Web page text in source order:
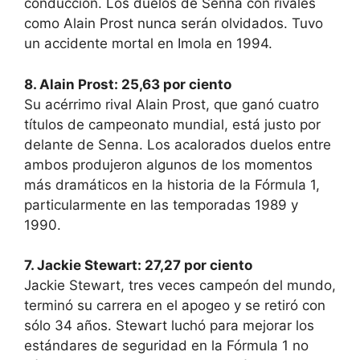
conducción. Los duelos de Senna con rivales
como Alain Prost nunca serán olvidados. Tuvo
un accidente mortal en Imola en 1994.
8. Alain Prost: 25,63 por ciento
Su acérrimo rival Alain Prost, que ganó cuatro
títulos de campeonato mundial, está justo por
delante de Senna. Los acalorados duelos entre
ambos produjeron algunos de los momentos
más dramáticos en la historia de la Fórmula 1,
particularmente en las temporadas 1989 y
1990.
7. Jackie Stewart: 27,27 por ciento
Jackie Stewart, tres veces campeón del mundo,
terminó su carrera en el apogeo y se retiró con
sólo 34 años. Stewart luchó para mejorar los
estándares de seguridad en la Fórmula 1 no